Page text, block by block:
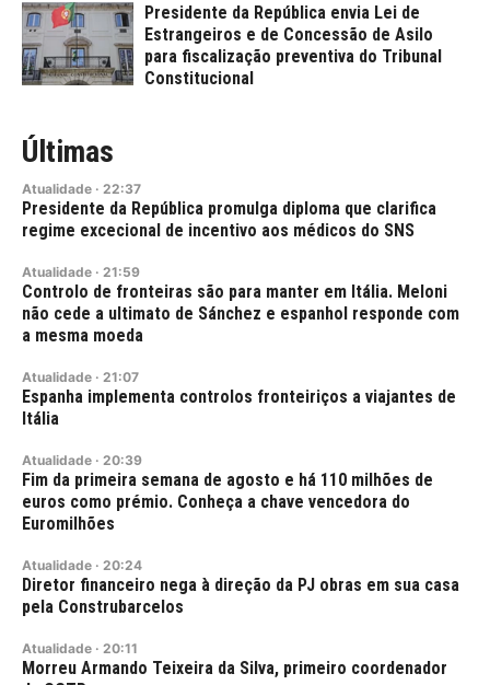
Presidente da República envia Lei de
Estrangeiros e de Concessão de Asilo
para fiscalização preventiva do Tribunal
Constitucional
Últimas
Atualidade · 22:37
Presidente da República promulga diploma que clarifica
regime excecional de incentivo aos médicos do SNS
Atualidade · 21:59
Controlo de fronteiras são para manter em Itália. Meloni
não cede a ultimato de Sánchez e espanhol responde com
a mesma moeda
Atualidade · 21:07
Espanha implementa controlos fronteiriços a viajantes de
Itália
Atualidade · 20:39
Fim da primeira semana de agosto e há 110 milhões de
euros como prémio. Conheça a chave vencedora do
Euromilhões
Atualidade · 20:24
Diretor financeiro nega à direção da PJ obras em sua casa
pela Construbarcelos
Atualidade · 20:11
Morreu Armando Teixeira da Silva, primeiro coordenador